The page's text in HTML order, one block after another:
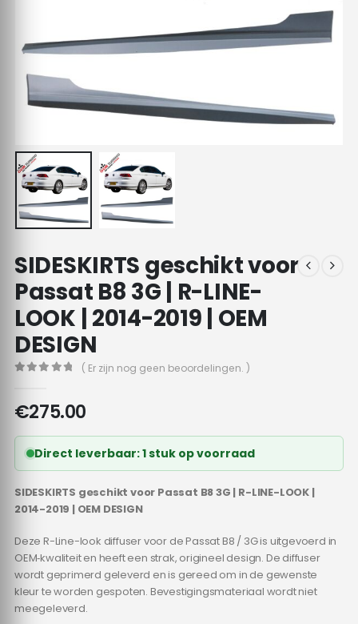
SIDESKIRTS geschikt voor
Passat B8 3G | R-LINE-
LOOK | 2014-2019 | OEM
DESIGN
( Er zijn nog geen beoordelingen. )
€275.00
Direct leverbaar: 1 stuk op voorraad
SIDESKIRTS geschikt voor Passat B8 3G | R-LINE-LOOK |
2014-2019 | OEM DESIGN
Deze R-Line-look diffuser voor de Passat B8 / 3G is uitgevoerd in
OEM‑kwaliteit en heeft een strak, origineel design. De diffuser
wordt geprimerd geleverd en is gereed om in de gewenste
kleur te worden gespoten. Bevestigingsmateriaal wordt niet
meegeleverd.